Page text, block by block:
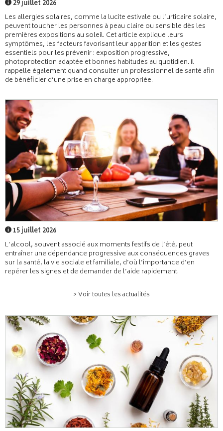
29 juillet 2026
Les allergies solaires, comme la lucite estivale ou l’urticaire solaire,
peuvent toucher les personnes à peau claire ou sensible dès les
premières expositions au soleil. Cet article explique leurs
symptômes, les facteurs favorisant leur apparition et les gestes
essentiels pour les prévenir : exposition progressive,
photoprotection adaptée et bonnes habitudes au quotidien. Il
rappelle également quand consulter un professionnel de santé afin
de bénéficier d’une prise en charge appropriée.
15 juillet 2026
L’alcool, souvent associé aux moments festifs de l’été, peut
entraîner une dépendance progressive aux conséquences graves
sur la santé, la vie sociale et familiale, d’où l’importance d’en
repérer les signes et de demander de l’aide rapidement.
> Voir toutes les actualités